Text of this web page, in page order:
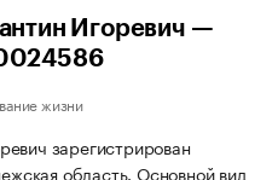
Игоревич —
жизни
зарегистрирован
область. Основной вид